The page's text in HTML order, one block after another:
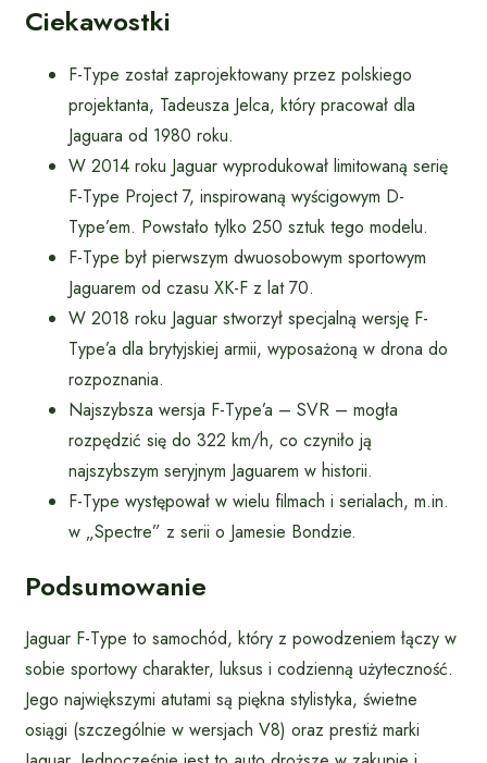
Ciekawostki
F-Type został zaprojektowany przez polskiego
projektanta, Tadeusza Jelca, który pracował dla
Jaguara od 1980 roku.
W 2014 roku Jaguar wyprodukował limitowaną serię
F-Type Project 7, inspirowaną wyścigowym D-
Type’em. Powstało tylko 250 sztuk tego modelu.
F-Type był pierwszym dwuosobowym sportowym
Jaguarem od czasu XK-F z lat 70.
W 2018 roku Jaguar stworzył specjalną wersję F-
Type’a dla brytyjskiej armii, wyposażoną w drona do
rozpoznania.
Najszybsza wersja F-Type’a – SVR – mogła
rozpędzić się do 322 km/h, co czyniło ją
najszybszym seryjnym Jaguarem w historii.
F-Type występował w wielu filmach i serialach, m.in.
w „Spectre” z serii o Jamesie Bondzie.
Podsumowanie
Jaguar F-Type to samochód, który z powodzeniem łączy w
sobie sportowy charakter, luksus i codzienną użyteczność.
Jego największymi atutami są piękna stylistyka, świetne
osiągi (szczególnie w wersjach V8) oraz prestiż marki